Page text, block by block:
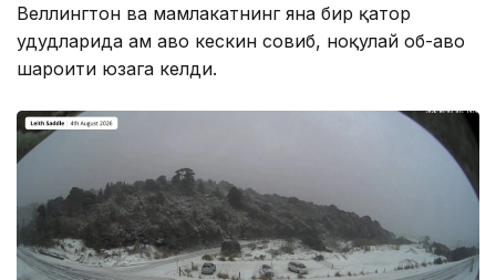
Веллингтон ва мамлакатнинг яна бир қатор
ҳудудларида ҳам ҳаво кескин совиб, ноқулай об-ҳаво
шароити юзага келди.